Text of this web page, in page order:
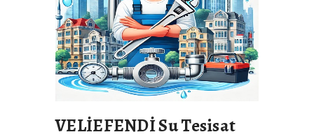
VELİEFENDİ Su Tesisat